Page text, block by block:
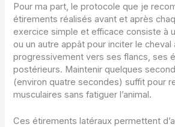
Pour ma part, le protocole que je
étirements réalisés avant et après
exercice simple et efficace consiste à
ou un autre appât pour inciter le cheval
progressivement vers ses flancs, ses
postérieurs. Maintenir quelques
(environ quatre secondes) suffit pour
musculaires sans fatiguer l’animal.
Ces étirements latéraux permettent